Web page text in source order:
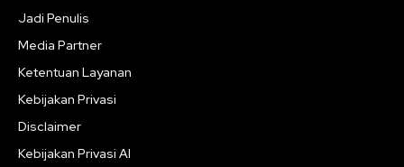
Jadi Penulis
Media Partner
Ketentuan Layanan
Kebijakan Privasi
Disclaimer
Kebijakan Privasi AI